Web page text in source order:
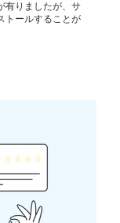
有りましたが、サ
トールすることが